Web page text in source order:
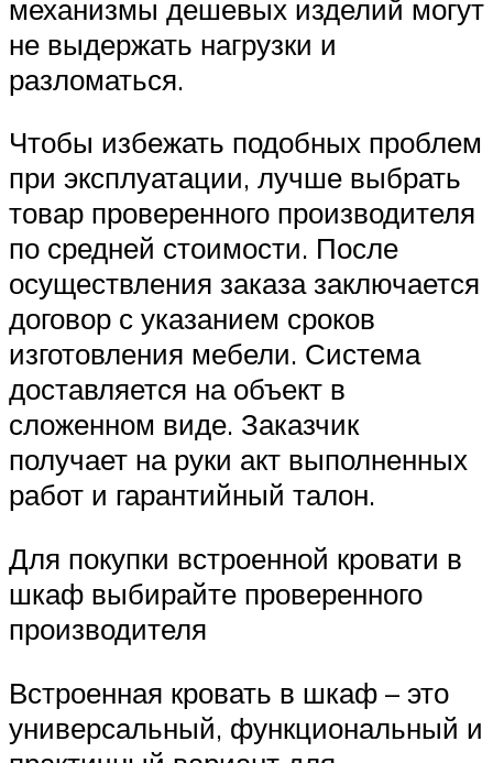
механизмы дешевых изделий могут
не выдержать нагрузки и
разломаться.
Чтобы избежать подобных проблем
при эксплуатации, лучше выбрать
товар проверенного производителя
по средней стоимости. После
осуществления заказа заключается
договор с указанием сроков
изготовления мебели. Система
доставляется на объект в
сложенном виде. Заказчик
получает на руки акт выполненных
работ и гарантийный талон.
Для покупки встроенной кровати в
шкаф выбирайте проверенного
производителя
Встроенная кровать в шкаф – это
универсальный, функциональный и